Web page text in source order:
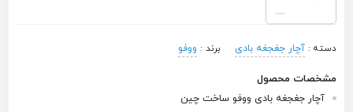
دسته :آچار جغجغه بادی برند : ووفو
مشخصات محصول
آچار جغجغه بادی ووفو ساخت چین